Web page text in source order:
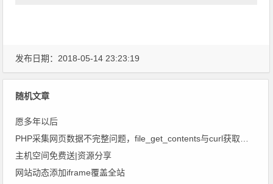
发布日期：2018-05-14 23:23:19
随机文章
愿多年以后
PHP采集网页数据不完整问题，file_get_contents与curl获取网页数据不全的解决办法
主机空间免费送|资源分享
网站动态添加iframe覆盖全站